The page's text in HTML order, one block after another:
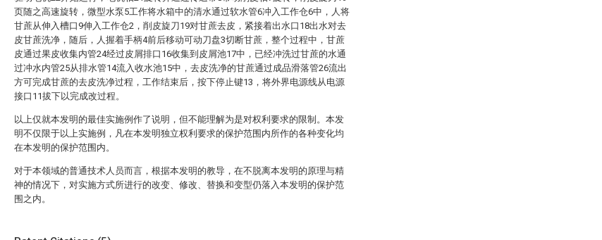
页随之高速旋转，微型水泵5工作将水箱中的清水通过软水管6冲入工作仓6中，人将
甘蔗从伸入槽口9伸入工作仓2，削皮旋刀19对甘蔗去皮，紧接着出水口18出水对去
皮甘蔗洗净，随后，人握着手柄4前后移动可动刀盘3切断甘蔗，整个过程中，甘蔗
皮通过果皮收集内管24经过皮屑排口16收集到皮屑池17中，已经冲洗过甘蔗的水通
过冲水内管25从排水管14流入收水池15中，去皮洗净的甘蔗通过成品滑落管26流出
方可完成甘蔗的去皮洗净过程，工作结束后，按下停止键13，将外界电源线从电源
接口11拔下以完成改过程。
以上仅就本发明的最佳实施例作了说明，但不能理解为是对权利要求的限制。本发
明不仅限于以上实施例，凡在本发明独立权利要求的保护范围内所作的各种变化均
在本发明的保护范围内。
对于本领域的普通技术人员而言，根据本发明的教导，在不脱离本发明的原理与精
神的情况下，对实施方式所进行的改变、修改、替换和变型仍落入本发明的保护范
围之内。